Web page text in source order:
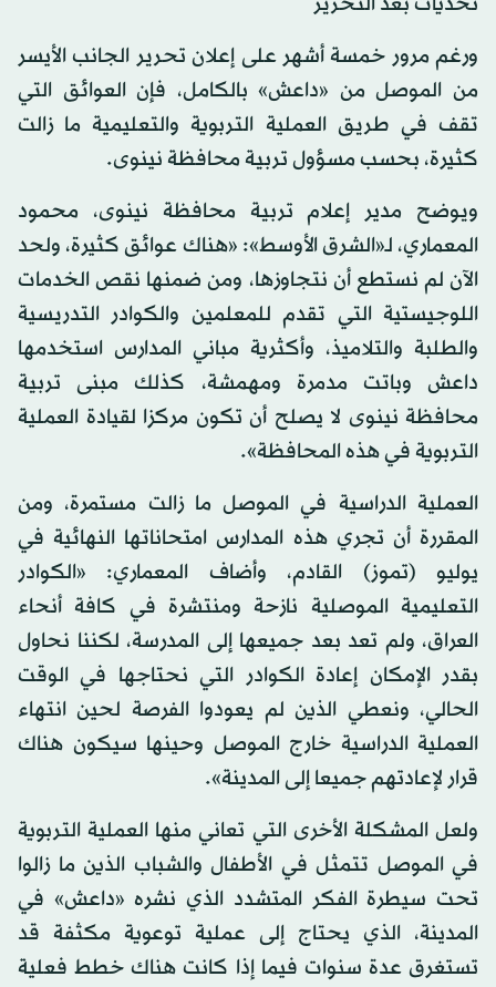
ورغم مرور خمسة أشهر على إعلان تحرير الجانب الأيسر
من الموصل من «داعش» بالكامل، فإن العوائق التي
تقف في طريق العملية التربوية والتعليمية ما زالت
كثيرة، بحسب مسؤول تربية محافظة نينوى.
ويوضح مدير إعلام تربية محافظة نينوى، محمود
المعماري، لـ«الشرق الأوسط»: «هناك عوائق كثيرة، ولحد
الآن لم نستطع أن نتجاوزها، ومن ضمنها نقص الخدمات
اللوجيستية التي تقدم للمعلمين والكوادر التدريسية
والطلبة والتلاميذ، وأكثرية مباني المدارس استخدمها
داعش وباتت مدمرة ومهمشة، كذلك مبنى تربية
محافظة نينوى لا يصلح أن تكون مركزا لقيادة العملية
التربوية في هذه المحافظة».
العملية الدراسية في الموصل ما زالت مستمرة، ومن
المقررة أن تجري هذه المدارس امتحاناتها النهائية في
يوليو (تموز) القادم، وأضاف المعماري: «الكوادر
التعليمية الموصلية نازحة ومنتشرة في كافة أنحاء
العراق، ولم تعد بعد جميعها إلى المدرسة، لكننا نحاول
بقدر الإمكان إعادة الكوادر التي نحتاجها في الوقت
الحالي، ونعطي الذين لم يعودوا الفرصة لحين انتهاء
العملية الدراسية خارج الموصل وحينها سيكون هناك
قرار لإعادتهم جميعا إلى المدينة».
ولعل المشكلة الأخرى التي تعاني منها العملية التربوية
في الموصل تتمثل في الأطفال والشباب الذين ما زالوا
تحت سيطرة الفكر المتشدد الذي نشره «داعش» في
المدينة، الذي يحتاج إلى عملية توعوية مكثفة قد
تستغرق عدة سنوات فيما إذا كانت هناك خطط فعلية